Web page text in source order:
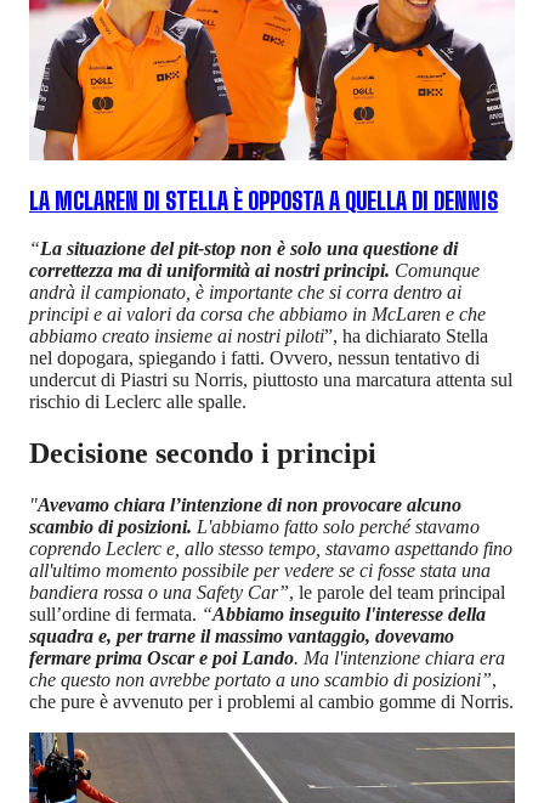
LA MCLAREN DI STELLA È OPPOSTA A QUELLA DI DENNIS
“La situazione del pit-stop non è solo una questione di
correttezza ma di uniformità ai nostri principi. Comunque
andrà il campionato, è importante che si corra dentro ai
principi e ai valori da corsa che abbiamo in McLaren e che
abbiamo creato insieme ai nostri piloti”, ha dichiarato Stella
nel dopogara, spiegando i fatti. Ovvero, nessun tentativo di
undercut di Piastri su Norris, piuttosto una marcatura attenta sul
rischio di Leclerc alle spalle.
Decisione secondo i principi
"Avevamo chiara l’intenzione di non provocare alcuno
scambio di posizioni. L'abbiamo fatto solo perché stavamo
coprendo Leclerc e, allo stesso tempo, stavamo aspettando fino
all'ultimo momento possibile per vedere se ci fosse stata una
bandiera rossa o una Safety Car”, le parole del team principal
sull’ordine di fermata. “Abbiamo inseguito l'interesse della
squadra e, per trarne il massimo vantaggio, dovevamo
fermare prima Oscar e poi Lando. Ma l'intenzione chiara era
che questo non avrebbe portato a uno scambio di posizioni”,
che pure è avvenuto per i problemi al cambio gomme di Norris.